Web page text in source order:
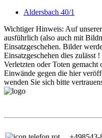
Aldersbach 40/1
Wichtiger Hinweis: Auf
ausführlich (also auch mit
Einsatzgeschehen. Bilder
Einsatzgeschehen dies zulässt
Verletzten oder Toten
Einwände gegen die hier
wenden Sie sich bitte